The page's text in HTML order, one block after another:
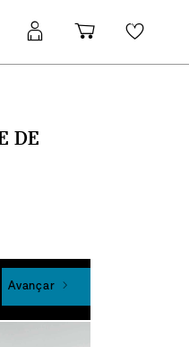
Iniciar
sessão
Carrinho
de
DE
Avançar